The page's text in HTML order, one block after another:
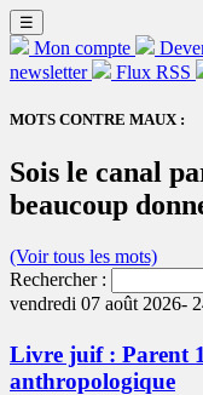
☰
Mon compte
newsletter
Flux RSS
MOTS CONTRE MAUX :
Sois le canal
beaucoup
(Voir tous les mots)
Rechercher :
vendredi 07 août 2026-
Livre juif : Parent
anthropologique